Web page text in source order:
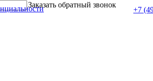
Заказать обратный звонок
+7